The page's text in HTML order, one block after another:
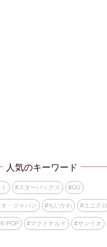
人気のキーワード
#スターバックス #GU
・ジャパン #ちいかわ #ユニクロ
K-POP #マクドナルド #サンリオ